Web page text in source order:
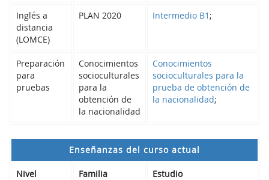
Inglés a
distancia
(LOMCE)
PLAN 2020 Intermedio B1 ;
Preparación
para
pruebas
Conocimientos
socioculturales
para la
obtención de
la nacionalidad
Conocimientos
socioculturales para la
prueba de obtención de
la nacionalidad;
Enseñanzas del curso actual
Nivel Familia Estudio